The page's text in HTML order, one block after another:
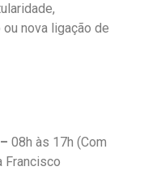
nova ligação de
08h às 17h (Com
Francisco